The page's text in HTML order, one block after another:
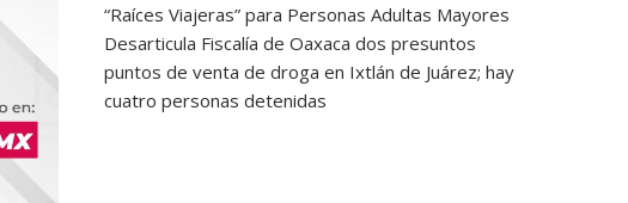
“Raíces Viajeras” para Personas Adultas Mayores
Desarticula Fiscalía de Oaxaca dos presuntos
puntos de venta de droga en Ixtlán de Juárez; hay
cuatro personas detenidas